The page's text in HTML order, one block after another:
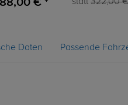
88,00 € *
Daten Passende